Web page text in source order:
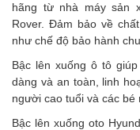
hãng từ nhà máy sản
Rover. Đảm bảo về
như chế độ bảo hành
Bậc lên xuống ô tôgiúp
dàng và an toàn, linh
người cao tuổi và các bé
Bậc lên xuống oto